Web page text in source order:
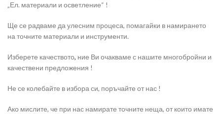
„Ел. материали и осветление“ !
Ще се радваме да улесним процеса, помагайки в намирането
на точните материали и инструменти.
Изберете качеството, ние Ви очакваме с нашите многобройни и
качествени предложения !
Не се колебайте в избора си, поръчайте от нас !
Ако мислите, че при нас намирате точните неща, от които имате